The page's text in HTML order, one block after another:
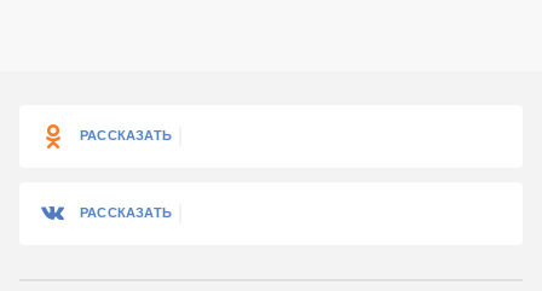
РАССКАЗАТЬ
РАССКАЗАТЬ